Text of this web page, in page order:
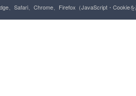
、Safari、Chrome、Firefox（JavaScript・Cookie